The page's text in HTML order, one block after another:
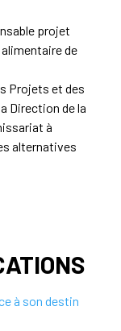
projet
de
Projets et des
Direction de la
à
alternatives